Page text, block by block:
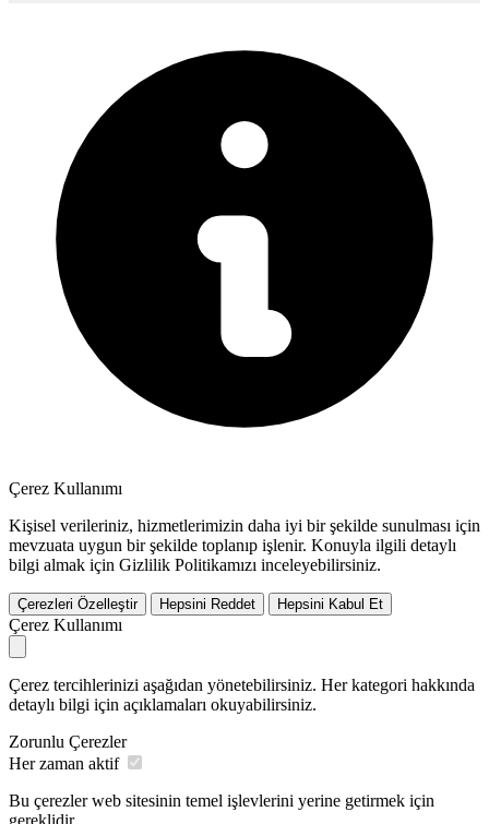
Çerez Kullanımı
Kişisel verileriniz, hizmetlerimizin daha iyi bir şekilde sunulması için
mevzuata uygun bir şekilde toplanıp işlenir. Konuyla ilgili detaylı
bilgi almak için Gizlilik Politikamızı inceleyebilirsiniz.
Çerezleri Özelleştir Hepsini Reddet Hepsini Kabul Et
Çerez Kullanımı
Çerez tercihlerinizi aşağıdan yönetebilirsiniz. Her kategori hakkında
detaylı bilgi için açıklamaları okuyabilirsiniz.
Zorunlu Çerezler
Her zaman aktif
Bu çerezler web sitesinin temel işlevlerini yerine getirmek için
gereklidir.